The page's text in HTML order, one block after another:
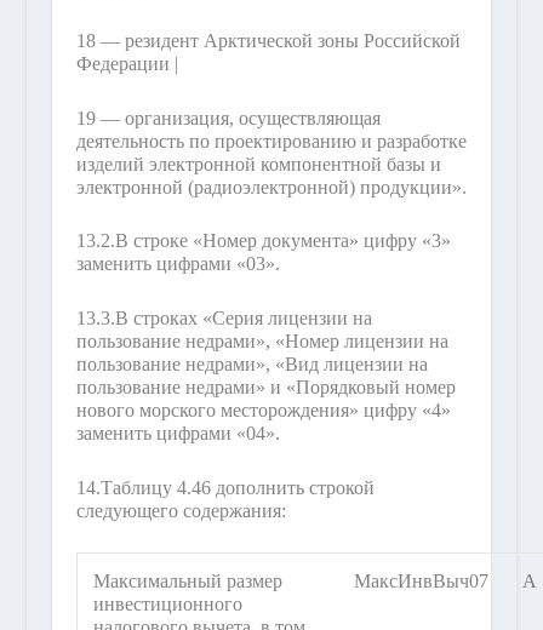
18 — резидент Арктической зоны Российской
Федерации |
19 — организация, осуществляющая
деятельность по проектированию и разработке
изделий электронной компонентной базы и
электронной (радиоэлектронной) продукции».
13.2.В строке «Номер документа» цифру «3»
заменить цифрами «03».
13.3.В строках «Серия лицензии на
пользование недрами», «Номер лицензии на
пользование недрами», «Вид лицензии на
пользование недрами» и «Порядковый номер
нового морского месторождения» цифру «4»
заменить цифрами «04».
14.Таблицу 4.46 дополнить строкой
следующего содержания:
Максимальный размер
инвестиционного
МаксИнвВыч07 А